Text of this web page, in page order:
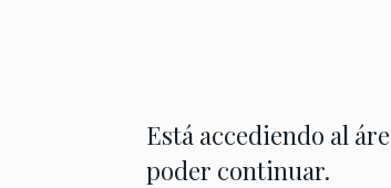
Está accediendo al
poder continuar.